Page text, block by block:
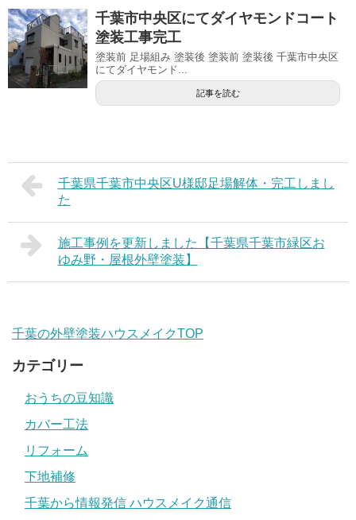
千葉市中央区にてダイヤモンドコート
塗装工事完工
塗装前 足場組み 塗装後 塗装前 塗装後 千葉市中央区
にてダイヤモンド...
記事を読む
千葉県千葉市中央区U様邸足場解体・完工しまし
た
施工事例を更新しました【千葉県千葉市緑区お
ゆみ野・屋根外壁塗装】
千葉の外壁塗装ハウスメイクTOP
カテゴリー
おうちの豆知識
カバー工法
リフォーム
下地補修
千葉から情報発信 ハウスメイク通信